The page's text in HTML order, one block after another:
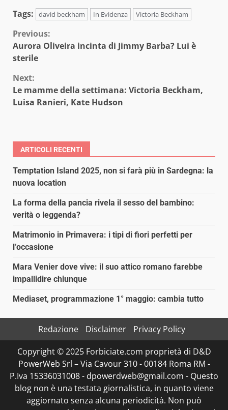
Tags:
david beckham In Evidenza Victoria Beckham
Continue
Reading
Previous:
Aurora Oliveira incinta di Jimmy Barba? Lui è
sterile
Next:
Le mamme della settimana: Victoria Beckham,
Luisa Ranieri, Kate Hudson
ARTICOLI RECENTI
Temptation Island 2025, non si farà più in Sardegna: la
nuova location
La forma della pancia rivela il sesso del bambino:
verità o leggenda?
Matrimonio in Primavera: i tipi di fiori perfetti per
l’occasione
Mara Venier dove vive: il suo attico romano farebbe
impallidire chiunque
Mediaset, programmazione 1° maggio: cambia tutto
Redazione Disclaimer
Privacy Policy
Copyright © 2025 Forbiciate.com proprietà di D&D
PowerWeb Srl – Via Cavour 310 - 00184 Roma RM -
P.Iva 15336031008 - dpowerdweb@gmail.com - Questo
blog non è una testata giornalistica, in quanto viene
aggiornato senza alcuna periodicità. Non può